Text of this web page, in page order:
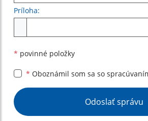
Príloha:
* povinné položky
* Oboznámil som sa so
Google reCaptcha Response
Odoslať správu